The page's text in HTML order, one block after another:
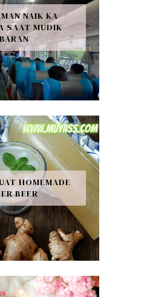
NAIK KA
SAAT MUDIK
HOMEMADE
BEER